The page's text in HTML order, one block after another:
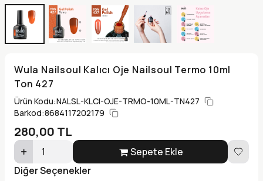
Wula Nailsoul Kalıcı Oje Nailsoul Termo 10ml
Ton 427
Ürün Kodu:NALSL-KLCI-OJE-TRMO-10ML-TN427
Barkod:8684117202179
280,00 TL
Sepete Ekle
Diğer Seçenekler